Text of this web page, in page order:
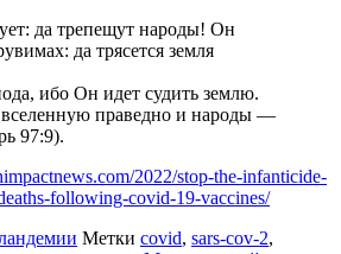
да трепещут народы! Он
да трясется земля
ибо Он идет судить землю.
вселенную праведно и народы —
97:9).
2022/stop-the-infanticide-
following-covid-19-vaccines/
Метки covid, sars-cov-2,